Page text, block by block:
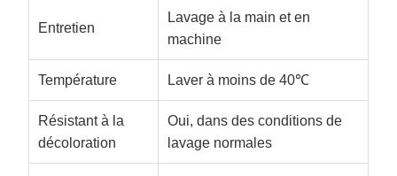
Entretien
Lavage à la main et en
machine
Température Laver à moins de 40℃
Résistant à la
décoloration
Oui, dans des conditions de
lavage normales